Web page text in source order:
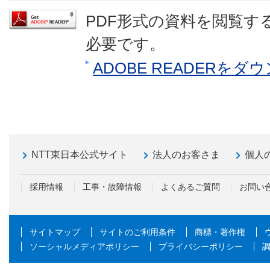
PDF形式の資料を閲覧す
必要です。
ADOBE READERをダ
NTT東日本公式サイト 法人のお客さま 個人
採用情報 工事・故障情報 よくあるご質問 お問い
サイトマップ サイトのご利用条件 商標・著作権
ソーシャルメディアポリシー
プライバシーポリシー